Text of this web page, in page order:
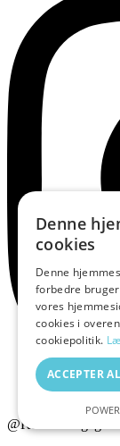
Denne
cookies
Denne
forbedre
vores
cookies i
cookiepolitik.
ACCEPTER